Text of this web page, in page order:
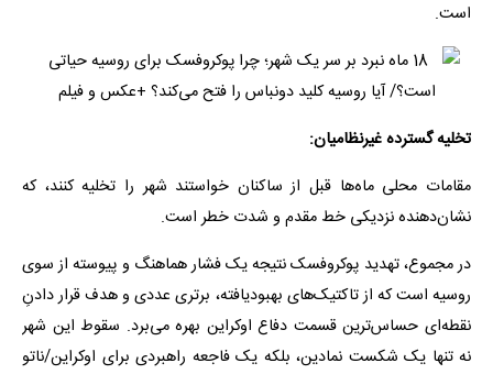
است.
تخلیه گسترده غیرنظامیان:
مقامات محلی ماه‌ها قبل از ساکنان خواستند شهر را تخلیه کنند، که
نشان‌دهنده نزدیکی خط مقدم و شدت خطر است.
در مجموع، تهدید پوکروفسک نتیجه یک فشار هماهنگ و پیوسته از سوی
روسیه است که از تاکتیک‌های بهبودیافته، برتری عددی و هدف قرار دادنِ
نقطه‌ای حساس‌ترین قسمت دفاع اوکراین بهره می‌برد. سقوط این شهر
نه تنها یک شکست نمادین، بلکه یک فاجعه راهبردی برای اوکراین/ناتو